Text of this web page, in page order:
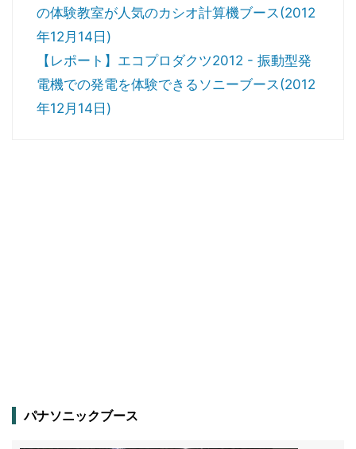
の体験教室が人気のカシオ計算機ブース(2012
年12月14日)
【レポート】エコプロダクツ2012 - 振動型発
電機での発電を体験できるソニーブース(2012
年12月14日)
パナソニックブース